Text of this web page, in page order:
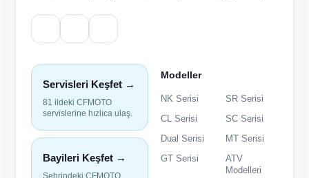
Servisleri Keşfet →
81 ildeki CFMOTO
servislerine hızlıca ulaş.
Bayileri Keşfet →
Modeller
NK Serisi
SR Serisi
CL Serisi
SC Serisi
Dual Serisi
MT Serisi
GT Serisi
ATV
Modelleri